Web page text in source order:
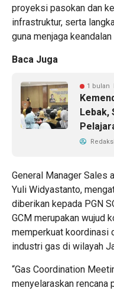
proyeksi pasokan dan
infrastruktur, serta
guna menjaga
Baca Juga
1 bulan
Lebak,
Redaksi
General Manager Sales
Yuli Widyastanto,
diberikan kepada PGN
GCM merupakan wujud
memperkuat koordinasi
industri gas di wilayah
“Gas Coordination
menyelaraskan rencana